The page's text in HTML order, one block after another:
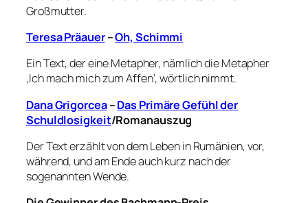
Großmutter.
Teresa Präauer–Oh, Schimmi
Ein Text, der eine Metapher, nämlich die Metapher
‚Ich mach mich zum Affen‘, wörtlich nimmt.
Dana Grigorcea–Das Primäre Gefühl der
Schuldlosigkeit/Romanauszug
Der Text erzählt von dem Leben in Rumänien, vor,
während, und am Ende auch kurz nach der
sogenannten Wende.